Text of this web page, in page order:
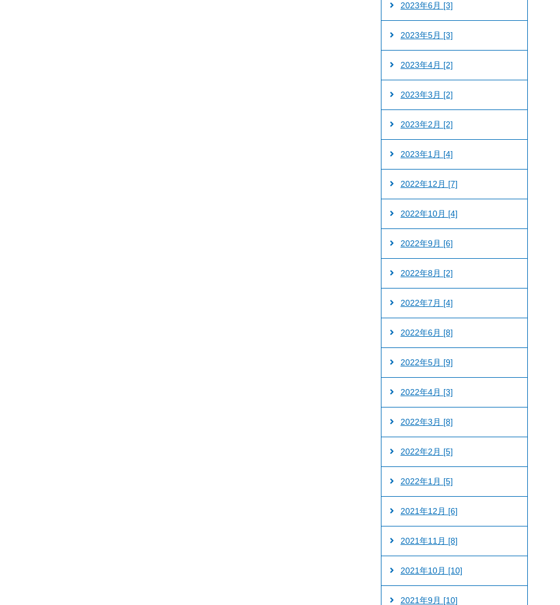
2023年6月 [3]
2023年5月 [3]
2023年4月 [2]
2023年3月 [2]
2023年2月 [2]
2023年1月 [4]
2022年12月 [7]
2022年10月 [4]
2022年9月 [6]
2022年8月 [2]
2022年7月 [4]
2022年6月 [8]
2022年5月 [9]
2022年4月 [3]
2022年3月 [8]
2022年2月 [5]
2022年1月 [5]
2021年12月 [6]
2021年11月 [8]
2021年10月 [10]
2021年9月 [10]